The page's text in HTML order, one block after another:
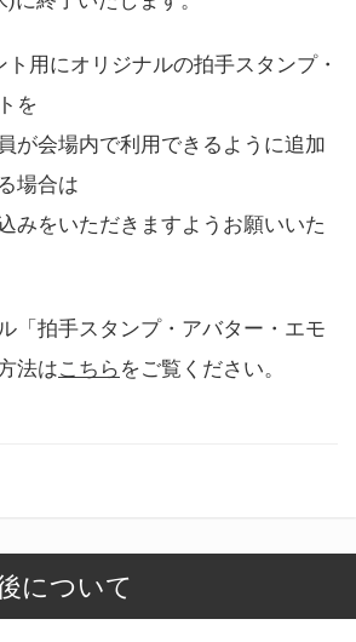
用にオリジナルの拍手スタンプ・
を
が会場内で利用できるように追加
場合は
みをいただきますようお願いいた
「拍手スタンプ・アバター・エモ
法はこちら をご覧ください。
について